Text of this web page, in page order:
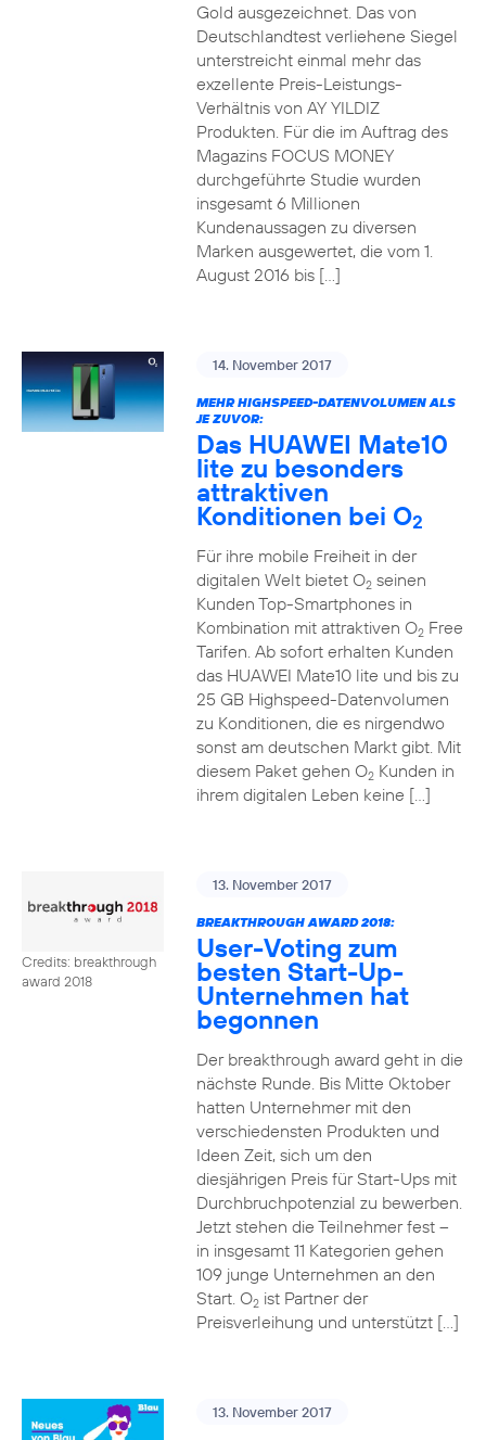
Gold ausgezeichnet. Das von
Deutschlandtest verliehene Siegel
unterstreicht einmal mehr das
exzellente Preis-Leistungs-
Verhältnis von AY YILDIZ
Produkten. Für die im Auftrag des
Magazins FOCUS MONEY
durchgeführte Studie wurden
insgesamt 6 Millionen
Kundenaussagen zu diversen
Marken ausgewertet, die vom 1.
August 2016 bis […]
14. November 2017
MEHR HIGHSPEED-DATENVOLUMEN ALS
JE ZUVOR:
Das HUAWEI Mate10
lite zu besonders
attraktiven
Konditionen bei O2
Für ihre mobile Freiheit in der
digitalen Welt bietet O2seinen
Kunden Top-Smartphones in
Kombination mit attraktiven O2Free
Tarifen. Ab sofort erhalten Kunden
das HUAWEI Mate10 lite und bis zu
25 GB Highspeed-Datenvolumen
zu Konditionen, die es nirgendwo
sonst am deutschen Markt gibt. Mit
diesem Paket gehen O2Kunden in
ihrem digitalen Leben keine […]
Credits: breakthrough
award 2018
13. November 2017
BREAKTHROUGH AWARD 2018:
User-Voting zum
besten Start-Up-
Unternehmen hat
begonnen
Der breakthrough award geht in die
nächste Runde. Bis Mitte Oktober
hatten Unternehmer mit den
verschiedensten Produkten und
Ideen Zeit, sich um den
diesjährigen Preis für Start-Ups mit
Durchbruchpotenzial zu bewerben.
Jetzt stehen die Teilnehmer fest –
in insgesamt 11 Kategorien gehen
109 junge Unternehmen an den
Start. O2ist Partner der
Preisverleihung und unterstützt […]
13. November 2017